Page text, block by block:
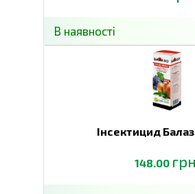
В наявності
Інсектицид
148.00